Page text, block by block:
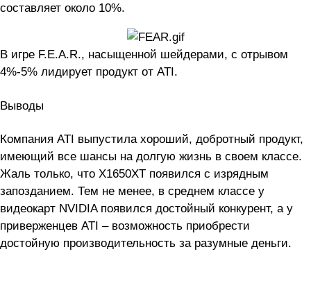
составляет около 10%.
В игре F.E.A.R., насыщенной шейдерами, с отрывом
4%-5% лидирует продукт от ATI.
Выводы
Компания ATI выпустила хороший, добротный продукт,
имеющий все шансы на долгую жизнь в своем классе.
Жаль только, что X1650XT появился с изрядным
запозданием. Тем не менее, в среднем классе у
видеокарт NVIDIA появился достойный конкурент, а у
приверженцев ATI – возможность приобрести
достойную производительность за разумные деньги.